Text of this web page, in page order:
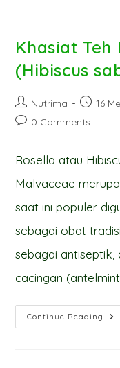
2)
Khasiat Teh
(Hibiscus
Post
author:
Nutrima
Post
published:
16
Post0 Comments
Rosella atau
Malvaceae
saat ini populer
sebagai obat
sebagai
cacingan
Continue Reading